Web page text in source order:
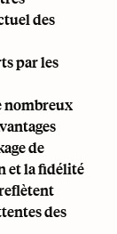
des
par les
nombreux
de
et la fidélité
des